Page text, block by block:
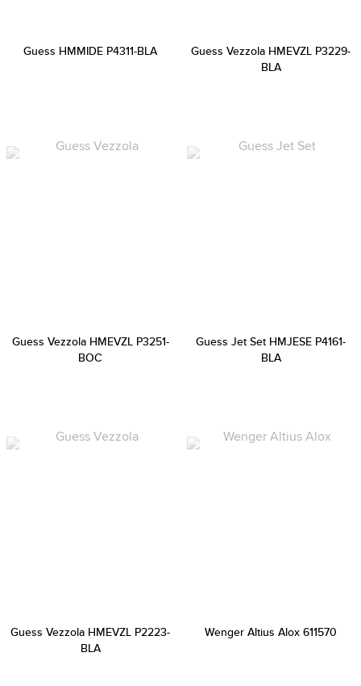
Guess HMMIDE P4311-BLA
Guess Vezzola HMEVZL P3229-
BLA
Guess Vezzola HMEVZL P3251-
BOC
Guess Jet Set HMJESE P4161-
BLA
Guess Vezzola HMEVZL P2223-
BLA
Wenger Altius Alox 611570